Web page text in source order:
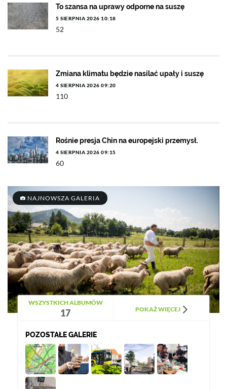
To szansa na uprawy odporne na suszę
5 SIERPNIA 2026 10:18
52
Zmiana klimatu będzie nasilać upały i suszę
4 SIERPNIA 2026 09:20
110
Rośnie presja Chin na europejski przemysł.
4 SIERPNIA 2026 09:15
60
NAJNOWSZA GALERIA
WSZYSTKICH ALBUMÓW
17 POKAŻ WIĘCEJ
POZOSTAŁE GALERIE